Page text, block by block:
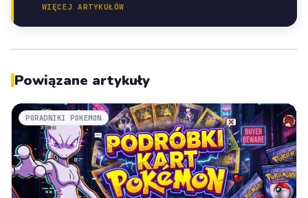
WIĘCEJ ARTYKUŁÓW
Powiązane artykuły
PORADNIKI POKEMON